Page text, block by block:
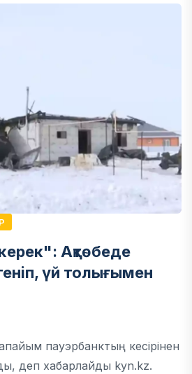
Ақтөбеде
үй толығымен
пауэрбанктың кесірінен
деп хабарлайды kyn.kz.